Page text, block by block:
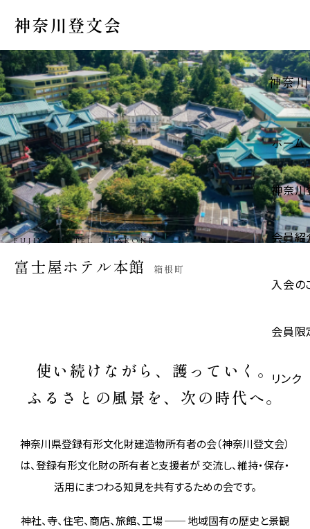
神奈川登文会
神奈
ホーム
神奈川
会員紹
入会の
会員限
リンク
IGARASHI STORE · HADANO
五十嵐商店 秦野市
使い続けながら、護っていく。
ふるさとの風景を、次の時代へ。
神奈川県登録有形文化財建造物所有者の会（神奈川登文会）
は、登録有形文化財の所有者と支援者が 交流し、維持・保存・
活用にまつわる知見を共有するための会です。
神社、寺、住宅、商店、旅館、工場 ── 地域固有の歴史と景観